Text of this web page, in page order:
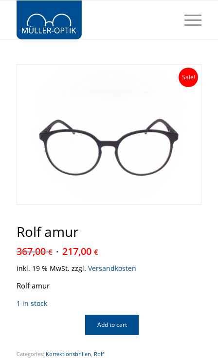
Sale!
Rolf amur
367,00€ 217,00 €
inkl. 19 % MwSt. zzgl. Versandkosten
Rolf amur
1 in stock
Add to cart
Categories: Korrektionsbrillen Rolf